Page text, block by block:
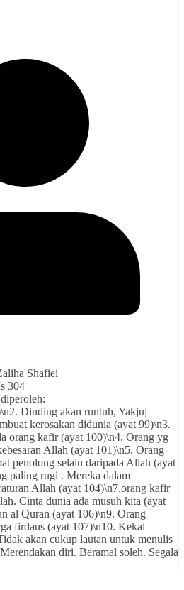
Shafiei
304
Dinding akan runtuh, Yakjuj
kerosakan didunia (ayat 99)\n3.
orang kafir (ayat 100)\n4. Orang yg
Allah (ayat 101)\n5. Orang
penolong selain daripada Allah (ayat
paling rugi . Mereka dalam
Allah (ayat 104)\n7.orang kafir
Cinta dunia ada musuh kita (ayat
al Quran (ayat 106)\n9. Orang
firdaus (ayat 107)\n10. Kekal
akan cukup lautan untuk menulis
diri. Beramal soleh. Segala